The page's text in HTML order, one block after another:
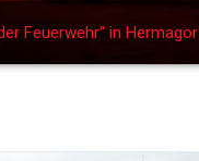
Feuerwehr“ in Hermagor